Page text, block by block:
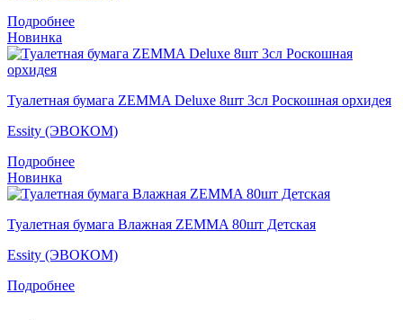
Подробнее
Новинка
Туалетная бумага ZEMMA Deluxe 8шт 3сл Роскошная орхидея
Essity (ЭВОКОМ)
Подробнее
Новинка
Туалетная бумага Влажная ZEMMA 80шт Детская
Essity (ЭВОКОМ)
Подробнее